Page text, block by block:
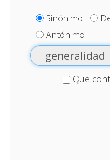
Sinónimo
Antónimo
Que